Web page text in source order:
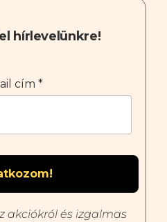
hírlevelünkre!
cím *
akciókról és izgalmas